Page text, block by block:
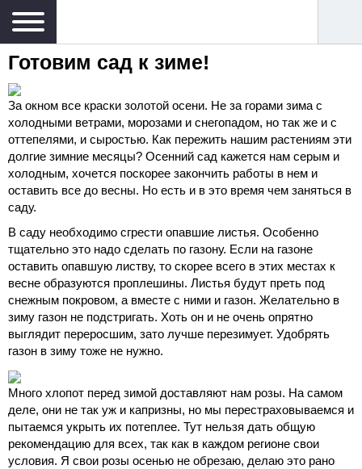
Готовим сад к зиме!
За окном все краски золотой осени. Не за горами зима с
холодными ветрами, морозами и снегопадом, но так же и с
оттепелями, и сыростью. Как пережить нашим растениям эти
долгие зимние месяцы? Осенний сад кажется нам серым и
холодным, хочется поскорее закончить работы в нем и
оставить все до весны. Но есть и в это время чем заняться в
саду.
В саду необходимо сгрести опавшие листья. Особенно
тщательно это надо сделать по газону. Если на газоне
оставить опавшую листву, то скорее всего в этих местах к
весне образуются проплешины. Листья будут преть под
снежным покровом, а вместе с ними и газон. Желательно в
зиму газон не подстригать. Хоть он и не очень опрятно
выглядит переросшим, зато лучше перезимует. Удобрять
газон в зиму тоже не нужно.
Много хлопот перед зимой доставляют нам розы. На самом
деле, они не так уж и капризны, но мы перестраховываемся и
пытаемся укрыть их потеплее. Тут нельзя дать общую
рекомендацию для всех, так как в каждом регионе свои
условия. Я свои розы осенью не обрезаю, делаю это рано